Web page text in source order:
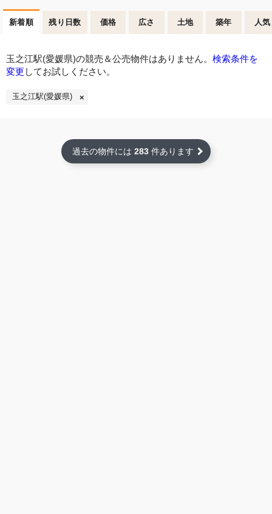
新着順 残り日数 価格 広さ 土地 築年 人気
玉之江駅(愛媛県)の競売＆公売物件はありません。 検索条件を
変更 してお試しください。
玉之江駅(愛媛県)
過去の物件には 283 件あります